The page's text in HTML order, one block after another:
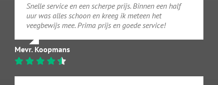
Snelle service en een scherpe prijs. Binnen een half
uur was alles schoon en kreeg ik meteen het
veegbewijs mee. Prima prijs en goede service!
Mevr. Koopmans